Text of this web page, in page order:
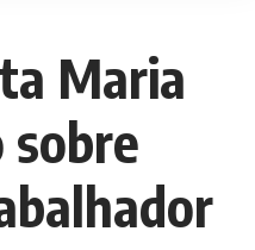
Maria
sobre